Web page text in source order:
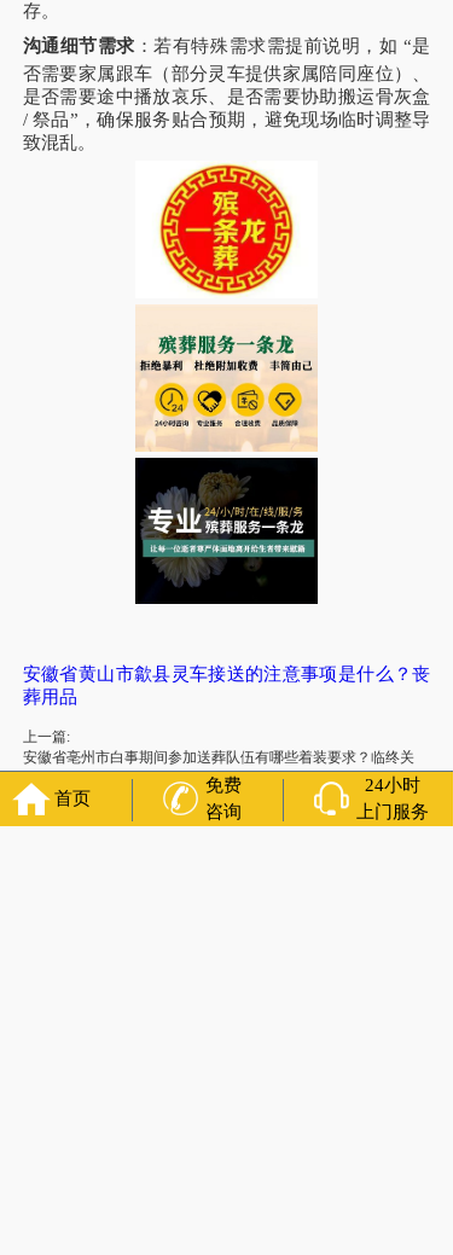
存。
沟通细节需求 ：若有特殊需求需提前说明，如 “是
否需要家属跟车（部分灵车提供家属陪同座位）、
是否需要途中播放哀乐、是否需要协助搬运骨灰盒
/ 祭品”，确保服务贴合预期，避免现场临时调整导
致混乱。
安徽省黄山市歙县灵车接送的注意事项是什么？丧
葬用品
上一篇:
安徽省亳州市白事期间参加送葬队伍有哪些着装要求？临终关
下一篇: 福建省福州市助念服务内容有哪些？灵堂布置
首页
免费
咨询
24小时
上门服务